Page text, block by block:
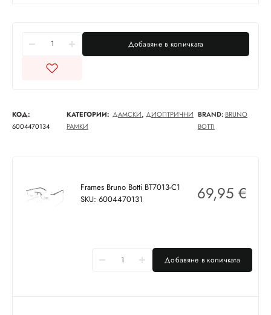
Добавяне в количката
КОД:
6004470134
КАТЕГОРИИ: ДАМСКИ,ДИОПТРИЧНИ
РАМКИ
BRAND: BRUNO
BOTTI
Frames Bruno Botti BT7013-C1
SKU: 6004470131
69,95 €
Добавяне в количката